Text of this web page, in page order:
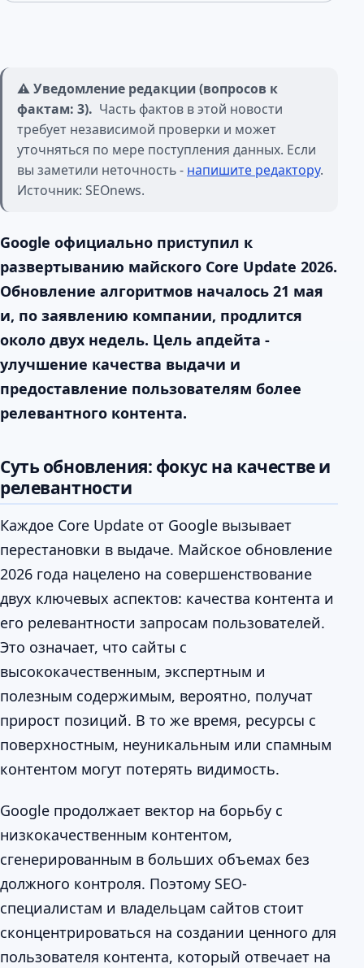
⚠️ Уведомление редакции (вопросов к
фактам: 3). Часть фактов в этой новости
требует независимой проверки и может
уточняться по мере поступления данных. Если
вы заметили неточность - напишите редактору.
Источник: SEOnews.
Google официально приступил к
развертыванию майского Core Update 2026.
Обновление алгоритмов началось 21 мая
и, по заявлению компании, продлится
около двух недель. Цель апдейта -
улучшение качества выдачи и
предоставление пользователям более
релевантного контента.
Суть обновления: фокус на качестве и
релевантности
Каждое Core Update от Google вызывает
перестановки в выдаче. Майское обновление
2026 года нацелено на совершенствование
двух ключевых аспектов: качества контента и
его релевантности запросам пользователей.
Это означает, что сайты с
высококачественным, экспертным и
полезным содержимым, вероятно, получат
прирост позиций. В то же время, ресурсы с
поверхностным, неуникальным или спамным
контентом могут потерять видимость.
Google продолжает вектор на борьбу с
низкокачественным контентом,
сгенерированным в больших объемах без
должного контроля. Поэтому SEO-
специалистам и владельцам сайтов стоит
сконцентрироваться на создании ценного для
пользователя контента, который отвечает на